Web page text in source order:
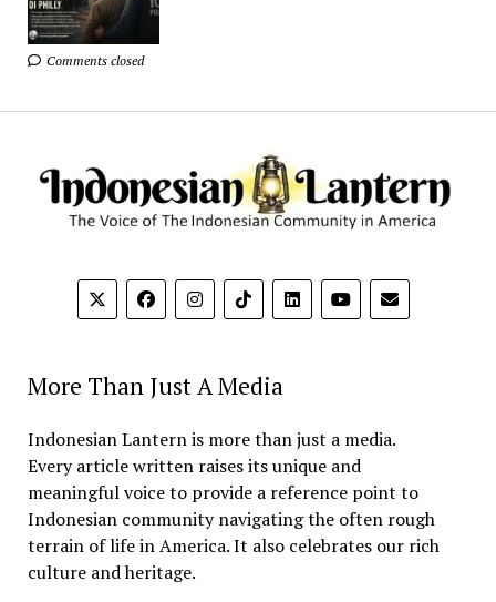
Comments closed
More Than Just A Media
Indonesian Lantern is more than just a media.
Every article written raises its unique and
meaningful voice to provide a reference point to
Indonesian community navigating the often rough
terrain of life in America. It also celebrates our rich
culture and heritage.